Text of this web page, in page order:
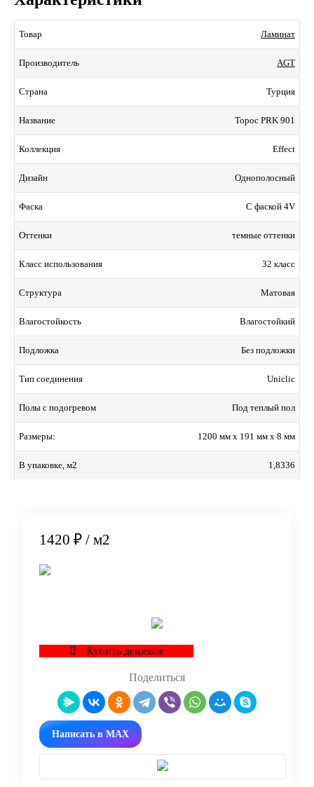
Товар Ламинат
Производитель AGT
Страна Турция
Название Торос PRK 901
Коллекция Effect
Дизайн Однополосный
Фаска С фаской 4V
Оттенки темные оттенки
Класс использования 32 класс
Структура Матовая
Влагостойкость Влагостойкий
Подложка Без подложки
Тип соединения Uniclic
Полы с подогревом Под теплый пол
Размеры: 1200 мм x 191 мм x 8 мм
В упаковке, м2 1,8336
1420 ₽ / м2
Купить дешевле
Поделиться
Написать в MAX